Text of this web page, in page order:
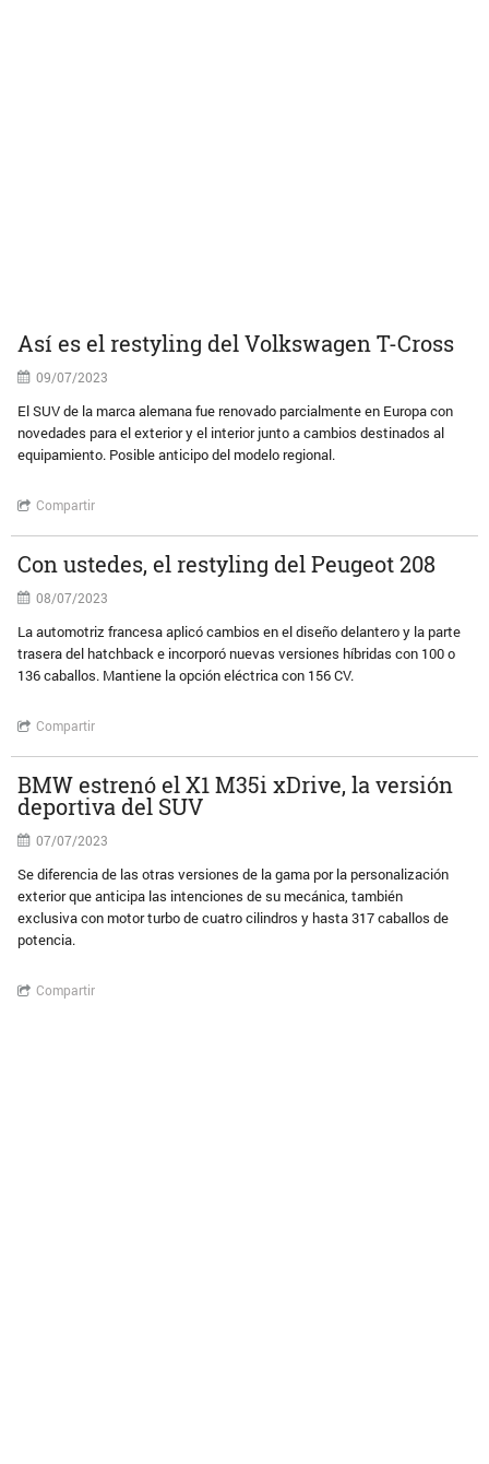
Así es el restyling del Volkswagen T-Cross
09/07/2023
El SUV de la marca alemana fue renovado parcialmente en Europa con
novedades para el exterior y el interior junto a cambios destinados al
equipamiento. Posible anticipo del modelo regional.
Compartir
Con ustedes, el restyling del Peugeot 208
08/07/2023
La automotriz francesa aplicó cambios en el diseño delantero y la parte
trasera del hatchback e incorporó nuevas versiones híbridas con 100 o
136 caballos. Mantiene la opción eléctrica con 156 CV.
Compartir
BMW estrenó el X1 M35i xDrive, la versión
deportiva del SUV
07/07/2023
Se diferencia de las otras versiones de la gama por la personalización
exterior que anticipa las intenciones de su mecánica, también
exclusiva con motor turbo de cuatro cilindros y hasta 317 caballos de
potencia.
Compartir